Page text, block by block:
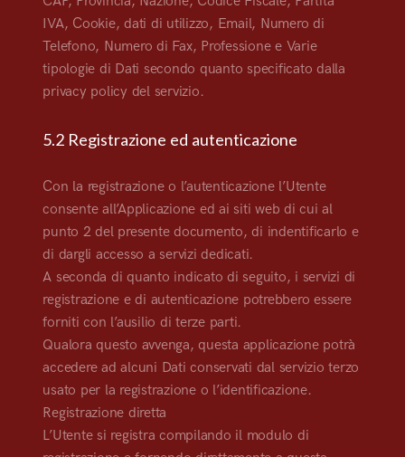
IVA, Cookie, dati di utilizzo, Email, Numero di
Telefono, Numero di Fax, Professione e Varie
tipologie di Dati secondo quanto specificato dalla
privacy policy del servizio.
5.2 Registrazione ed autenticazione
Con la registrazione o l’autenticazione l’Utente
consente all’Applicazione ed ai siti web di cui al
punto 2 del presente documento, di indentificarlo e
di dargli accesso a servizi dedicati.
A seconda di quanto indicato di seguito, i servizi di
registrazione e di autenticazione potrebbero essere
forniti con l’ausilio di terze parti.
Qualora questo avvenga, questa applicazione potrà
accedere ad alcuni Dati conservati dal servizio terzo
usato per la registrazione o l’identificazione.
Registrazione diretta
L’Utente si registra compilando il modulo di